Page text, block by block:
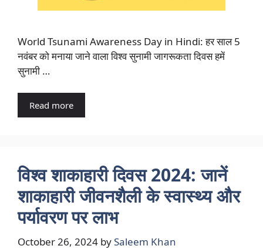
World Tsunami Awareness Day in Hindi: हर साल 5
नवंबर को मनाया जाने वाला विश्व सुनामी जागरूकता दिवस हमें
सुनामी …
Read more
विश्व शाकाहारी दिवस 2024: जानें
शाकाहारी जीवनशैली के स्वास्थ्य और
पर्यावरण पर लाभ
October 26, 2024 bySaleem Khan